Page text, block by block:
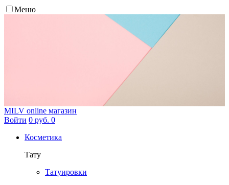
Меню
MILV online магазин
Войти 0 руб. 0
Косметика
Тату
Татуировки